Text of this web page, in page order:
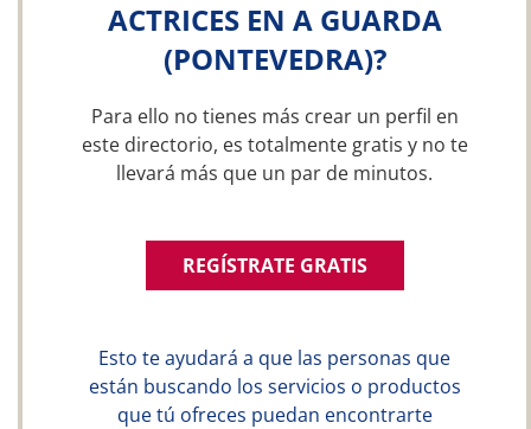
ACTRICES EN A GUARDA
(PONTEVEDRA)?
Para ello no tienes más crear un perfil en
este directorio, es totalmente gratis y no te
llevará más que un par de minutos.
REGÍSTRATE GRATIS
Esto te ayudará a que las personas que
están buscando los servicios o productos
que tú ofreces puedan encontrarte